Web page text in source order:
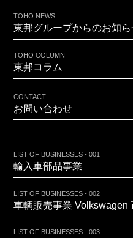
TOHO NEWS
東邦グループからのお知ら
TOHO COLUMN
東邦コラム
CONTACT
お問い合わせ
LIST OF BUSINESSES - 001
輸入車部品事業
LIST OF BUSINESSES - 002
車輌販売事業 Volkswagen
LIST OF BUSINESSES - 003